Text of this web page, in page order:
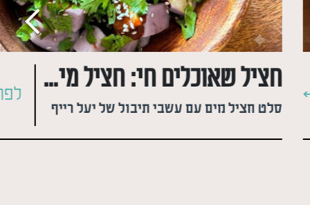
חציל שאוכלים חי: חציל מים יפני
סלט חציל מים עם עשבי תיבול של יעל רייף